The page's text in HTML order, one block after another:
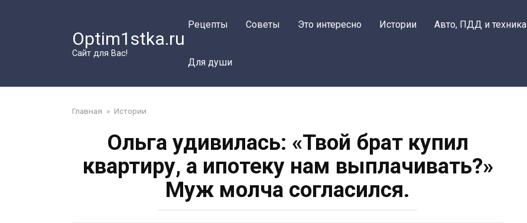
Optim1stka.ru
Сайт для Вас!
Рецепты Советы Это интересно Истории Авто, ПДД и техника
Для души
Главная » Истории
Ольга удивилась: «Твой брат купил
квартиру, а ипотеку нам выплачивать?»
Муж молча согласился.